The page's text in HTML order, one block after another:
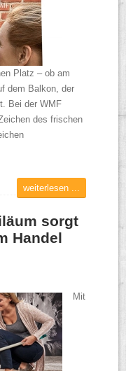
Platz – ob am
dem Balkon, der
Bei der WMF
des frischen
weiterlesen ...
sorgt
Handel
Mit